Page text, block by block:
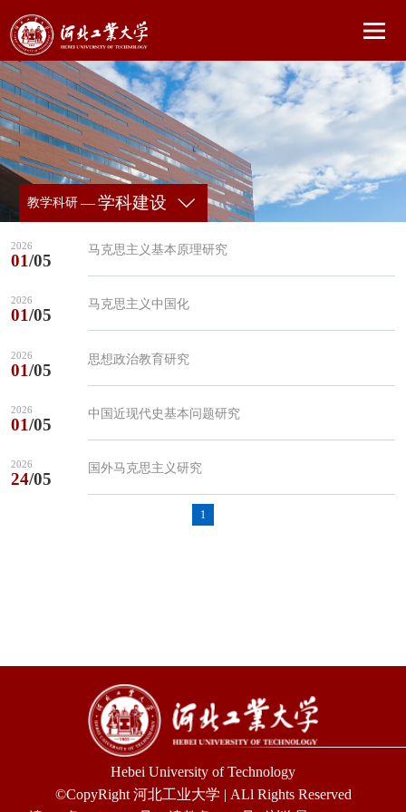
教学科研—学科建设
2026
01/05
马克思主义基本原理研究
2026
01/05
马克思主义中国化
2026
01/05
思想政治教育研究
2026
01/05
中国近现代史基本问题研究
2026
24/05
国外马克思主义研究
1
Hebei University of Technology
©CopyRight 河北工业大学 | ALl Rights Reserved